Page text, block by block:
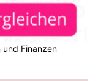
und Finanzen